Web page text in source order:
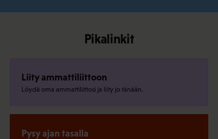
Pikalinkit
Liity ammattiliittoon
Löydä oma ammattiliittosi ja liity jo tänään.
Pysy ajan tasalla